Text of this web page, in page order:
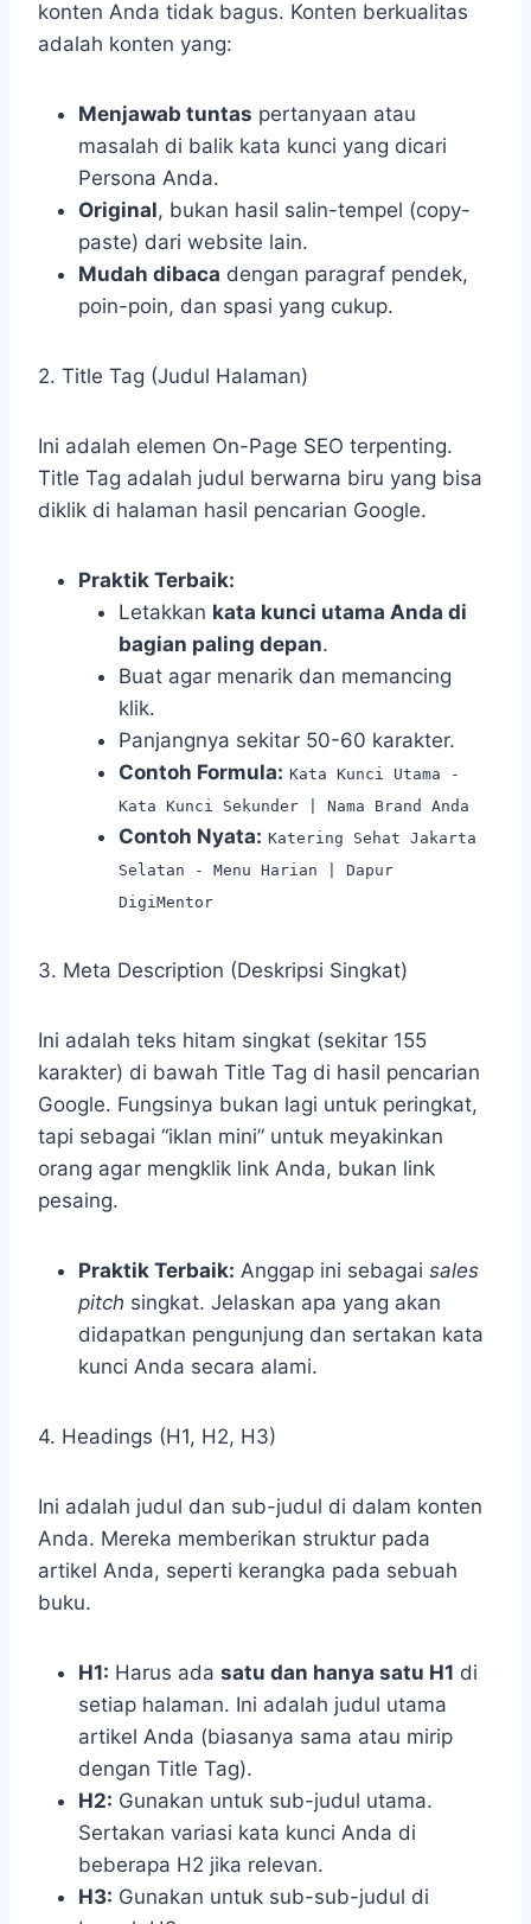
konten Anda tidak bagus. Konten berkualitas
adalah konten yang:
Menjawab tuntas pertanyaan atau
masalah di balik kata kunci yang dicari
Persona Anda.
Original, bukan hasil salin-tempel (copy-
paste) dari website lain.
Mudah dibaca dengan paragraf pendek,
poin-poin, dan spasi yang cukup.
2. Title Tag (Judul Halaman)
Ini adalah elemen On-Page SEO terpenting.
Title Tag adalah judul berwarna biru yang bisa
diklik di halaman hasil pencarian Google.
Praktik Terbaik:
Letakkan kata kunci utama Anda di
bagian paling depan.
Buat agar menarik dan memancing
klik.
Panjangnya sekitar 50-60 karakter.
Contoh Formula: Kata Kunci Utama -
Kata Kunci Sekunder | Nama Brand Anda
Contoh Nyata: Katering Sehat Jakarta
Selatan - Menu Harian | Dapur
DigiMentor
3. Meta Description (Deskripsi Singkat)
Ini adalah teks hitam singkat (sekitar 155
karakter) di bawah Title Tag di hasil pencarian
Google. Fungsinya bukan lagi untuk peringkat,
tapi sebagai “iklan mini” untuk meyakinkan
orang agar mengklik link Anda, bukan link
pesaing.
Praktik Terbaik: Anggap ini sebagai sales
pitch singkat. Jelaskan apa yang akan
didapatkan pengunjung dan sertakan kata
kunci Anda secara alami.
4. Headings (H1, H2, H3)
Ini adalah judul dan sub-judul di dalam konten
Anda. Mereka memberikan struktur pada
artikel Anda, seperti kerangka pada sebuah
buku.
H1: Harus ada satu dan hanya satu H1 di
setiap halaman. Ini adalah judul utama
artikel Anda (biasanya sama atau mirip
dengan Title Tag).
H2: Gunakan untuk sub-judul utama.
Sertakan variasi kata kunci Anda di
beberapa H2 jika relevan.
H3: Gunakan untuk sub-sub-judul di